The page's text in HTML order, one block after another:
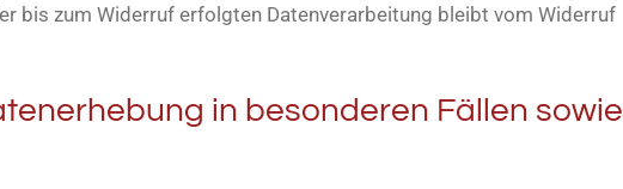
bis zum Widerruf erfolgten Datenverarbeitung bleibt vom Widerruf
in besonderen Fällen sowie